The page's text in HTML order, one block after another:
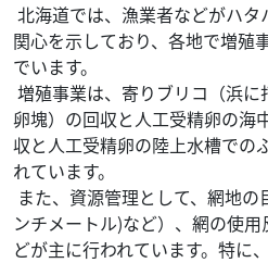
北海道では、漁業者などがハ
関心を示しており、各地で増殖
でいます。
増殖事業は、寄りブリコ（浜
卵塊）の回収と人工受精卵の海
収と人工受精卵の陸上水槽での
れています。
また、資源管理として、網地
ンチメートル)など）、網の使
どが主に行われています。特に